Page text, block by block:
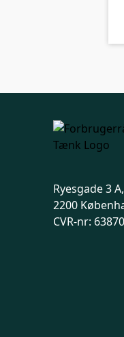
Ryesgade 3
2200
CVR-nr: